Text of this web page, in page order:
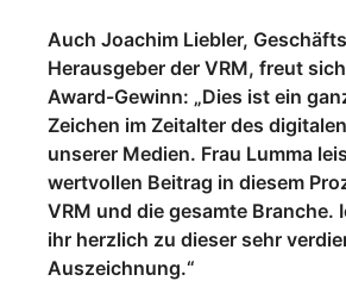
Auch Joachim Liebler,
Herausgeber der VRM, freut
Award-Gewinn: „Dies ist ein
Zeichen im Zeitalter des
unserer Medien. Frau Lumma
wertvollen Beitrag in diesem
VRM und die gesamte Branche.
ihr herzlich zu dieser sehr
Auszeichnung.“